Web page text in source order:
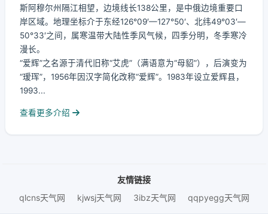
斯阿穆尔州隔江相望，边境线长138公里，是中俄边境重要口
岸区域。地理坐标介于东经126°09′—127°50′、北纬49°03′—
50°33′之间，属寒温带大陆性季风气候，四季分明，冬季寒冷
漫长。
“爱辉”之名源于清代旧称“艾虎”（满语意为“母貂”），后演变为
“瑷珲”，1956年因汉字简化改称“爱辉”。1983年设立爱辉县，
1993...
查看更多介绍
友情链接
qlcns天气网
kjwsj天气网 3ibz天气网 qqpyegg天气网